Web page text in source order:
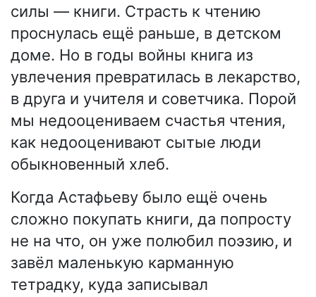
силы — книги. Страсть к чтению
проснулась ещё раньше, в детском
доме. Но в годы войны книга из
увлечения превратилась в лекарство,
в друга и учителя и советчика. Порой
мы недооцениваем счастья чтения,
как недооценивают сытые люди
обыкновенный хлеб.
Когда Астафьеву было ещё очень
сложно покупать книги, да попросту
не на что, он уже полюбил поэзию, и
завёл маленькую карманную
тетрадку, куда записывал